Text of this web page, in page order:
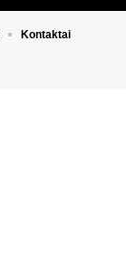
Kontaktai